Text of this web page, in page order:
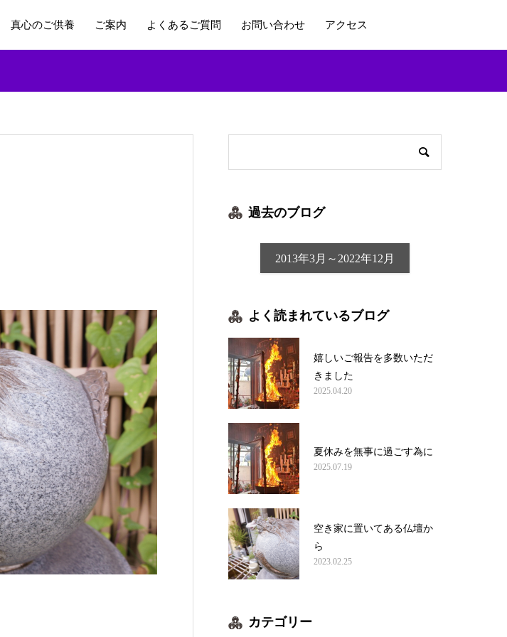
真心のご供養 ご案内 よくあるご質問 お問い合わせ アクセス
過去のブログ
2013年3月～2022年12月
よく読まれているブログ
嬉しいご報告を多数いただ
きました
2025.04.20
夏休みを無事に過ごす為に
2025.07.19
空き家に置いてある仏壇か
ら
2023.02.25
カテゴリー